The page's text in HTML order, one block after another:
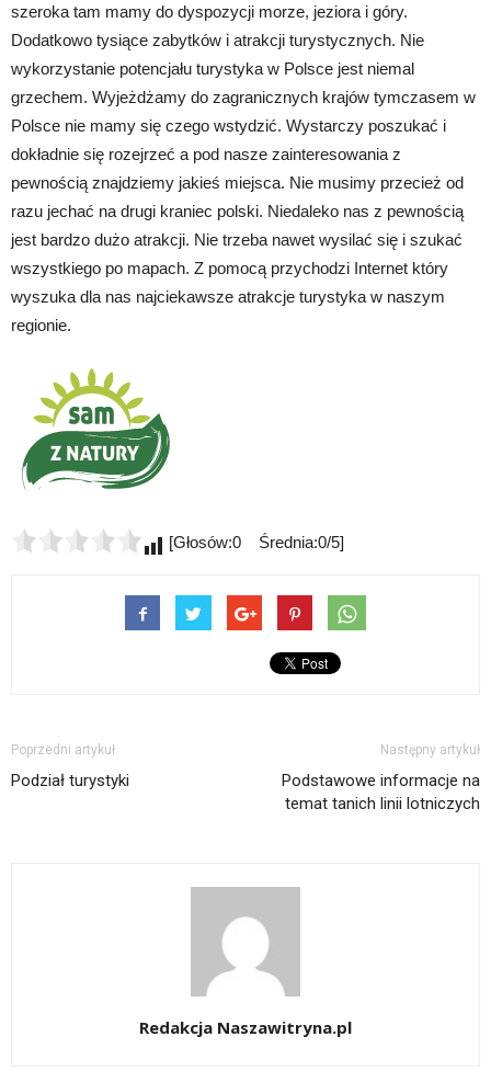
szeroka tam mamy do dyspozycji morze, jeziora i góry.
Dodatkowo tysiące zabytków i atrakcji turystycznych. Nie
wykorzystanie potencjału turystyka w Polsce jest niemal
grzechem. Wyjeżdżamy do zagranicznych krajów tymczasem w
Polsce nie mamy się czego wstydzić. Wystarczy poszukać i
dokładnie się rozejrzeć a pod nasze zainteresowania z
pewnością znajdziemy jakieś miejsca. Nie musimy przecież od
razu jechać na drugi kraniec polski. Niedaleko nas z pewnością
jest bardzo dużo atrakcji. Nie trzeba nawet wysilać się i szukać
wszystkiego po mapach. Z pomocą przychodzi Internet który
wyszuka dla nas najciekawsze atrakcje turystyka w naszym
regionie.
[Głosów:0 Średnia:0/5]
Poprzedni artykuł
Podział turystyki
Następny artykuł
Podstawowe informacje na
temat tanich linii lotniczych
Redakcja Naszawitryna.pl